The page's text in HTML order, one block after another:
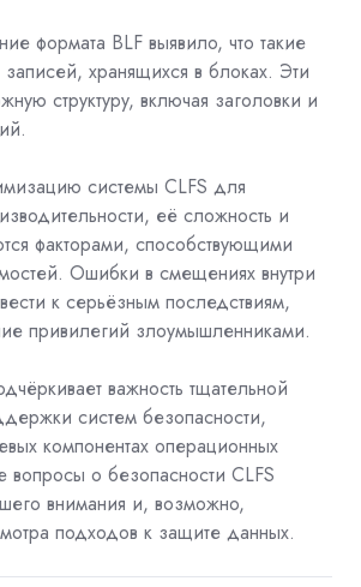
формата BLF выявило, что такие
хранящихся в блоках. Эти
структуру, включая заголовки и
системы CLFS для
её сложность и
факторами, способствующими
Ошибки в смещениях внутри
к серьёзным последствиям,
привилегий злоумышленниками.
важность тщательной
систем безопасности,
компонентах операционных
вопросы о безопасности CLFS
внимания и, возможно,
подходов к защите данных.